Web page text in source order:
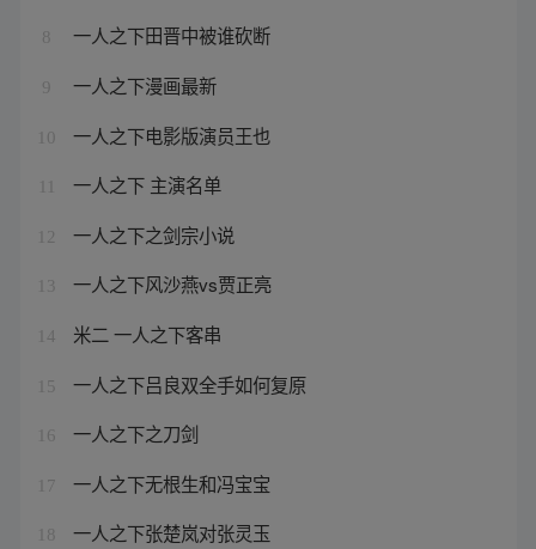
8 一人之下田晋中被谁砍断
9 一人之下漫画最新
10 一人之下电影版演员王也
一人之下 主演名单
12 一人之下之剑宗小说
13 一人之下风沙燕vs贾正亮
14 米二 一人之下客串
15 一人之下吕良双全手如何复原
16 一人之下之刀剑
17 一人之下无根生和冯宝宝
18 一人之下张楚岚对张灵玉